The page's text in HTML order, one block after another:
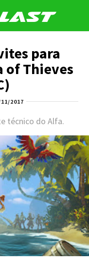
para
of Thieves
2017
técnico do Alfa.